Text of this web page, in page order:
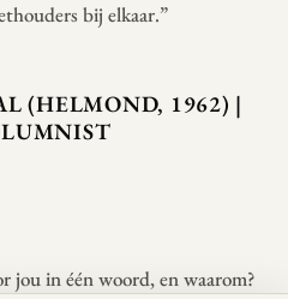
bij elkaar.”
(HELMOND, 1962) |
jou in één woord, en waarom?